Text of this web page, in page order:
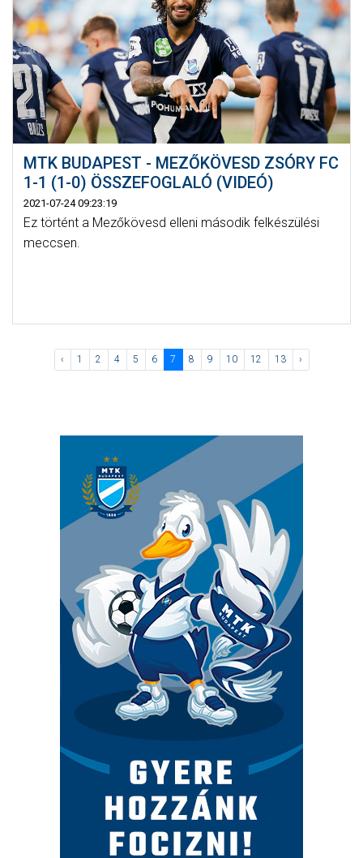
MTK BUDAPEST - MEZŐKÖVESD ZSÓRY FC
1-1 (1-0) ÖSSZEFOGLALÓ (VIDEÓ)
2021-07-24 09:23:19
Ez történt a Mezőkövesd elleni második felkészülési
meccsen.
‹ 1 2 4 5 6 7 8 9 10 12 13 ›